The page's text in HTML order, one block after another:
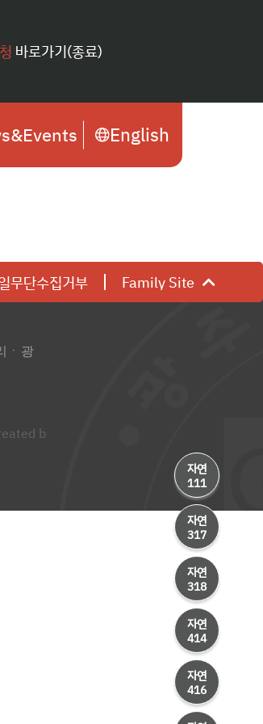
바로가기(종료)
English
자연
111
자연
317
자연
318
자연
414
자연
416
무단수집거부 Family Site
ㆍ광
b